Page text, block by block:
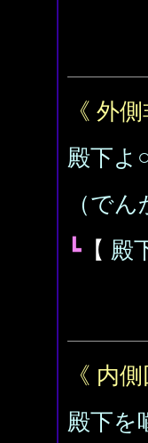
《 外
殿下よ
（で
┗ 【 殿
《 内
殿下を